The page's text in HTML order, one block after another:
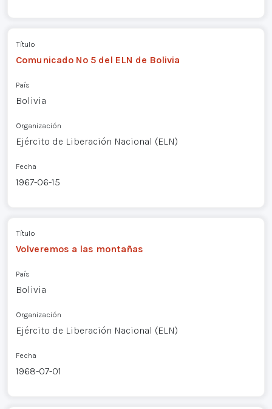
Título
Comunicado Nº 5 del ELN de Bolivia
País
Bolivia
Organización
Ejército de Liberación Nacional (ELN)
Fecha
1967-06-15
Título
Volveremos a las montañas
País
Bolivia
Organización
Ejército de Liberación Nacional (ELN)
Fecha
1968-07-01